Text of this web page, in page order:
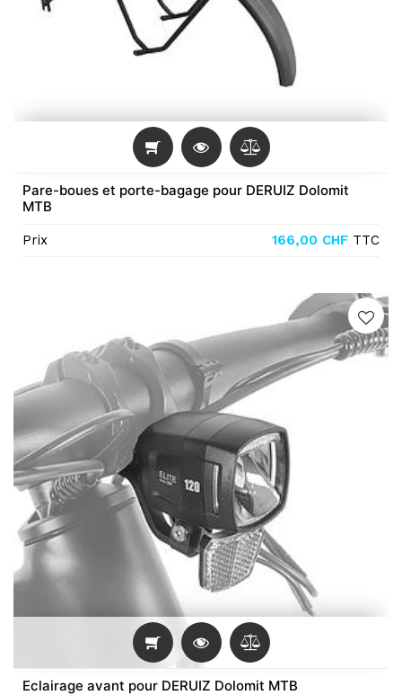
Pare-boues et porte-bagage pour DERUIZ Dolomit
MTB
Prix 166,00 CHF TTC
Eclairage avant pour DERUIZ Dolomit MTB